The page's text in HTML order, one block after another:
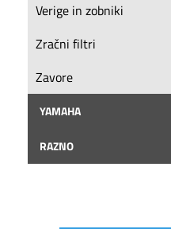
Verige in zobniki
Zračni filtri
Zavore
YAMAHA
RAZNO